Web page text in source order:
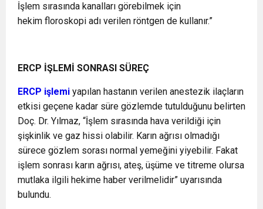
İşlem sırasında kanalları görebilmek için
hekim floroskopi adı verilen röntgen de kullanır.”
ERCP İŞLEMİ SONRASI SÜREÇ
ERCP işlemi yapılan hastanın verilen anestezik ilaçların
etkisi geçene kadar süre gözlemde tutulduğunu belirten
Doç. Dr. Yılmaz, “İşlem sırasında hava verildiği için
şişkinlik ve gaz hissi olabilir. Karın ağrısı olmadığı
sürece gözlem sorası normal yemeğini yiyebilir. Fakat
işlem sonrası karın ağrısı, ateş, üşüme ve titreme olursa
mutlaka ilgili hekime haber verilmelidir” uyarısında
bulundu.